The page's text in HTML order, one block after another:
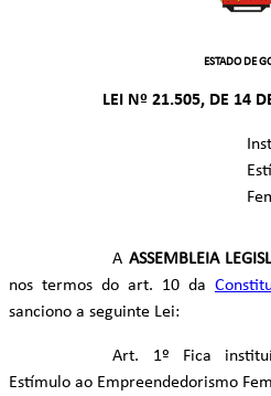
ESTADO DE
LEI Nº 21.505, DE 14
A ASSEMBLEIA
nos termos do art. 10 da
sanciono a seguinte Lei:
Art. 1º Fica
Estímulo ao Empreendedorismo